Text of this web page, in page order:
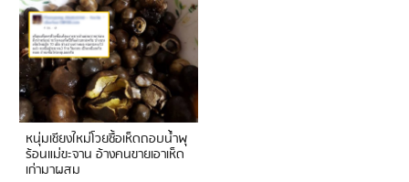
หนุ่มเชียงใหม่โวยซื้อเห็ดถอบน้ำพุ
ร้อนแม่ขะจาน อ้างคนขายเอาเห็ด
เก่ามาผสม